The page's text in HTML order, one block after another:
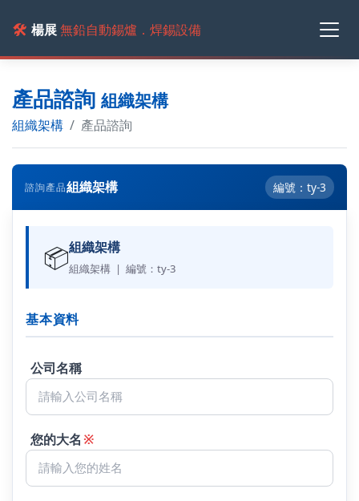
🛠️ 楊展無鉛自動錫爐．焊錫設備
產品諮詢 組織架構
組織架構 產品諮詢
諮詢產品組織架構 編號：ty-3
📦組織架構
組織架構 | 編號：ty-3
基本資料
公司名稱
您的大名 ※